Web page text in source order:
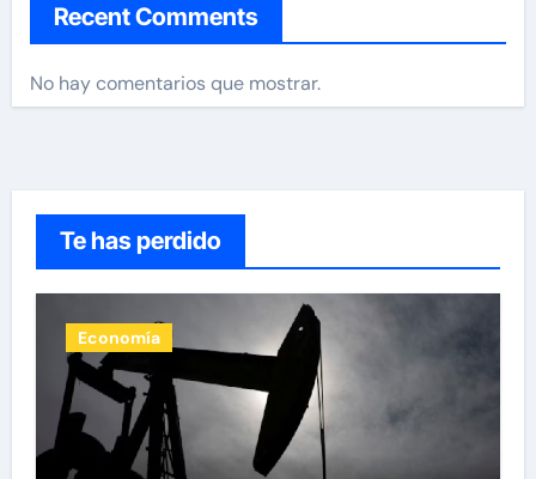
Recent Comments
No hay comentarios que mostrar.
Te has perdido
Economía